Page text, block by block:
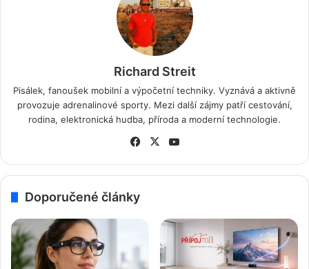
Richard Streit
Pisálek, fanoušek mobilní a výpočetní techniky. Vyznává a aktivně
provozuje adrenalinové sporty. Mezi další zájmy patří cestování,
rodina, elektronická hudba, příroda a moderní technologie.
Fa
bo
X
ub
Doporučené články